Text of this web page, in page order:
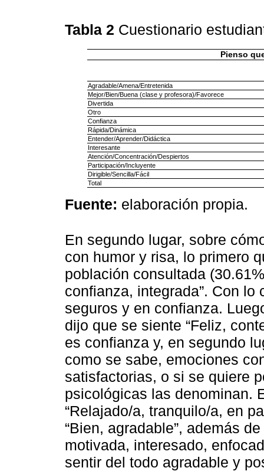
Tabla 2 Cuestionario
Pienso
Agradable/Amena/Entretenida
Mejor/Bien/Buena (clase y profesora)/Favorece
Divertida
Otro
Confianza
Rápida/Dinámica
Entender/Aprender/Didáctica
Interesante
Atención/Concentración/Despiertos
Participación/Incluyente
Dirigible/Sencilla/Fácil
Total
Fuente: elaboración propia.
En segundo lugar, sobre
con humor y risa, lo primero
población consultada
confianza, integrada”. Con
seguros y en confianza.
dijo que se siente “Feliz,
es confianza y, en segundo
como se sabe, emociones
satisfactorias, o si se quiere
psicológicas las denominan.
“Relajado/a, tranquilo/a, en
“Bien, agradable”, además
motivada, interesado,
sentir del todo agradable y